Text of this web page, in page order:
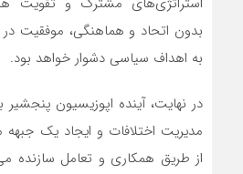
بدون اتحاد و هماهنگی، موفقیت در
به اهداف سیاسی دشوار خواهد بود.
در نهایت، آینده اپوزیسیون پنجشیر
مدیریت اختلافات و ایجاد یک جبهه
از طریق همکاری و تعامل سازنده